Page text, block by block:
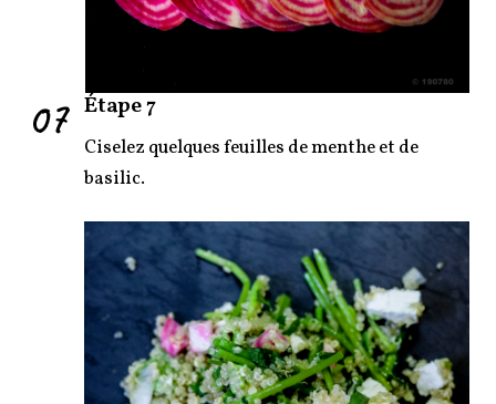
07 Étape 7
Ciselez quelques feuilles de menthe et de
basilic.